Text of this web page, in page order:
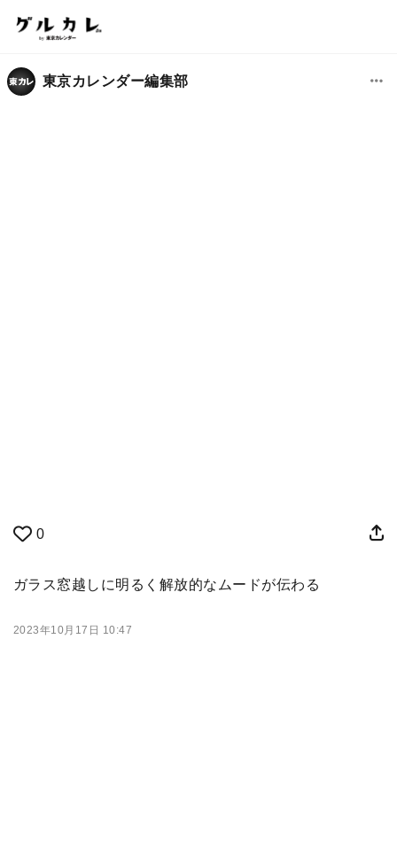
東京カレンダー編集部
0
ガラス窓越しに明るく解放的なムードが伝わる
2023年10月17日 10:47